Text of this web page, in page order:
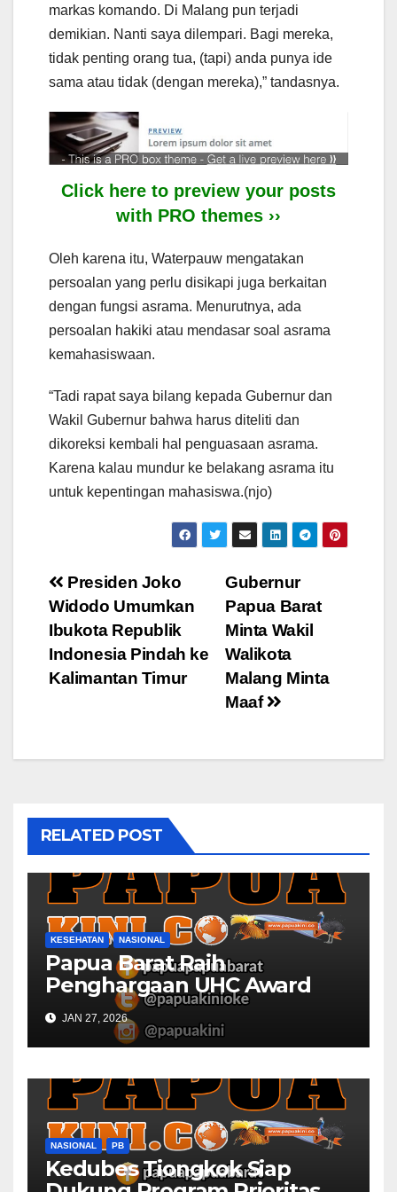
markas komando. Di Malang pun terjadi
demikian. Nanti saya dilempari. Bagi mereka,
tidak penting orang tua, (tapi) anda punya ide
sama atau tidak (dengan mereka),” tandasnya.
Click here to preview your posts
with PRO themes ››
Oleh karena itu, Waterpauw mengatakan
persoalan yang perlu disikapi juga berkaitan
dengan fungsi asrama. Menurutnya, ada
persoalan hakiki atau mendasar soal asrama
kemahasiswaan.
“Tadi rapat saya bilang kepada Gubernur dan
Wakil Gubernur bahwa harus diteliti dan
dikoreksi kembali hal penguasaan asrama.
Karena kalau mundur ke belakang asrama itu
untuk kepentingan mahasiswa.(njo)
Post
navigation
Gubernur
Papua Barat
Minta Wakil
Walikota
Malang Minta
Maaf
Presiden Joko
Widodo Umumkan
Ibukota Republik
Indonesia Pindah ke
Kalimantan Timur
RELATED POST
KESEHATAN NASIONAL
Papua Barat Raih
Penghargaan UHC Award
BPJS Kesehatan
JAN 27, 2026
NASIONAL PB
Kedubes Tiongkok Siap